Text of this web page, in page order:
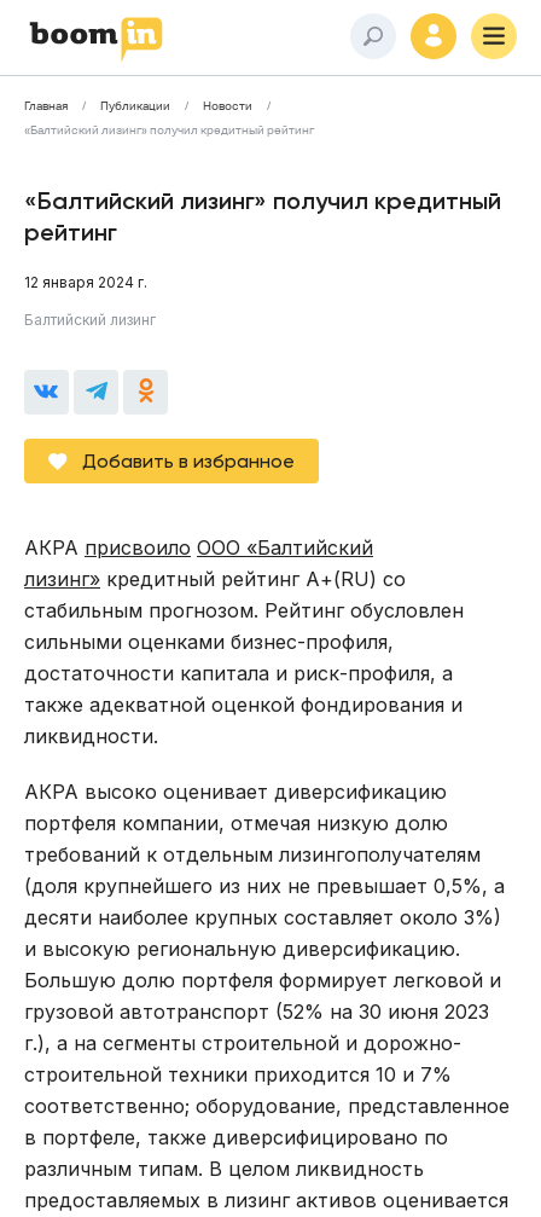
Главная Публикации
Новости
«Балтийский лизинг» получил кредитный рейтинг
«Балтийский лизинг» получил кредитный
рейтинг
12 января 2024 г.
Балтийский лизинг
Добавить в избранное
АКРА присвоило ООО «Балтийский
лизинг» кредитный рейтинг А+(RU) со
стабильным прогнозом. Рейтинг обусловлен
сильными оценками бизнес-профиля,
достаточности капитала и риск-профиля, а
также адекватной оценкой фондирования и
ликвидности.
АКРА высоко оценивает диверсификацию
портфеля компании, отмечая низкую долю
требований к отдельным лизингополучателям
(доля крупнейшего из них не превышает 0,5%, а
десяти наиболее крупных составляет около 3%)
и высокую региональную диверсификацию.
Большую долю портфеля формирует легковой и
грузовой автотранспорт (52% на 30 июня 2023
г.), а на сегменты строительной и дорожно-
строительной техники приходится 10 и 7%
соответственно; оборудование, представленное
в портфеле, также диверсифицировано по
различным типам. В целом ликвидность
предоставляемых в лизинг активов оценивается